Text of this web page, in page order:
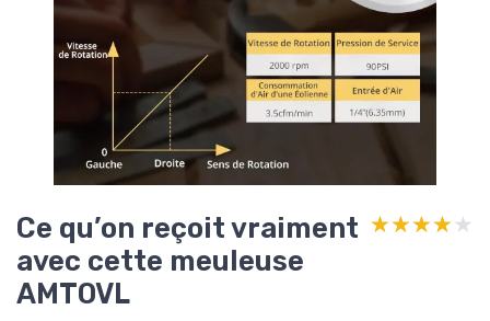
Ce qu’on reçoit vraiment
avec cette meuleuse
AMTOVL
★★★★★
★★★★★